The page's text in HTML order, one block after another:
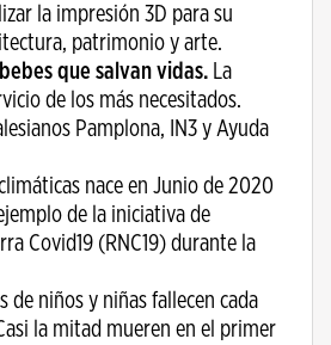
la impresión 3D para su
patrimonio y arte.
que salvan vidas. La
de los más necesitados.
Pamplona, IN3 y Ayuda
nace en Junio de 2020
de la iniciativa de
Covid19 (RNC19) durante la
de niños y niñas fallecen cada
la mitad mueren en el primer